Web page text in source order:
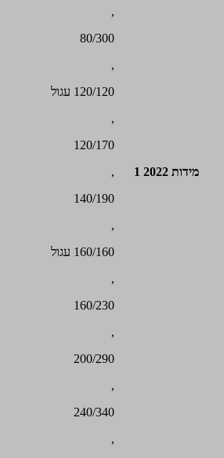
מידות 2022 1
,
80/300
,
120/120 עגול
,
120/170
,
140/190
,
160/160 עגול
,
160/230
,
200/290
,
240/340
,